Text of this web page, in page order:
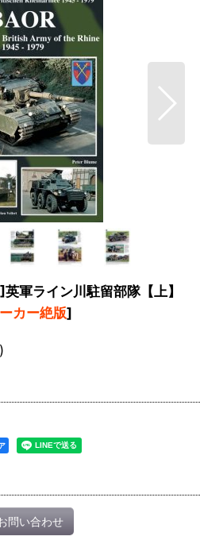
ライン川駐留部隊【上】
カー絶版]
問い合わせ